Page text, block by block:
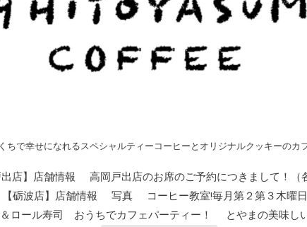
ちで幸せになれるスペシャルティーコーヒーとオリジナルクッキーのカ
出店】店舗情報
高岡戸出店のお席のご予約につきまして！（
【砺波店】店舗情報 写真
コーヒー教室!毎月第２第３木曜
ロール寿司 おうちでカフェパーティー！
とやまの美味し